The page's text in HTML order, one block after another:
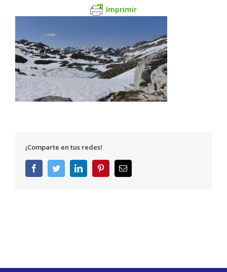
Imprimir
¡Comparte en tus redes!
FacebookTwitterLinkedInPinterestCorreo
electrónico